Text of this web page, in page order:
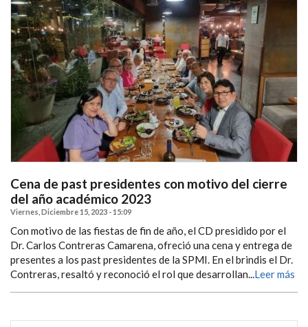
Cena de past presidentes con motivo del cierre
del año académico 2023
Viernes, Diciembre 15, 2023 - 15:09
Con motivo de las fiestas de fin de año, el CD presidido por el
Dr. Carlos Contreras Camarena, ofreció una cena y entrega de
presentes a los past presidentes de la SPMI. En el brindis el Dr.
Contreras, resaltó y reconoció el rol que desarrollan...Leer más